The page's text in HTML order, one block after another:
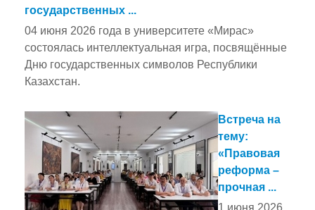
государственных ...
04 июня 2026 года в университете «Мирас»
состоялась интеллектуальная игра, посвящённые
Дню государственных символов Республики
Казахстан.
Встреча на
тему:
«Правовая
реформа –
прочная ...
1 июня 2026